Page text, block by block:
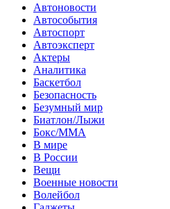
Автоновости
Автособытия
Автоспорт
Автоэксперт
Актеры
Аналитика
Баскетбол
Безопасность
Безумный мир
Биатлон/Лыжи
Бокс/MMA
В мире
В России
Вещи
Военные новости
Волейбол